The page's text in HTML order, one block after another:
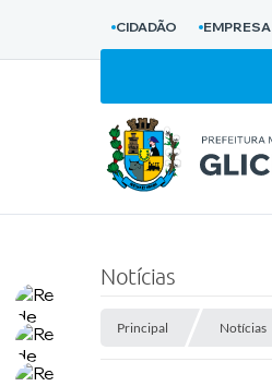
CIDADÃO EMPRESA
Notícias
Principal Notícias